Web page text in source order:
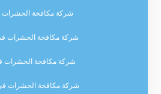
شركة مكافحة الحشرات
شركة مكافحة الحشرات
شركة مكافحة الحشرات
شركة مكافحة الحشرات